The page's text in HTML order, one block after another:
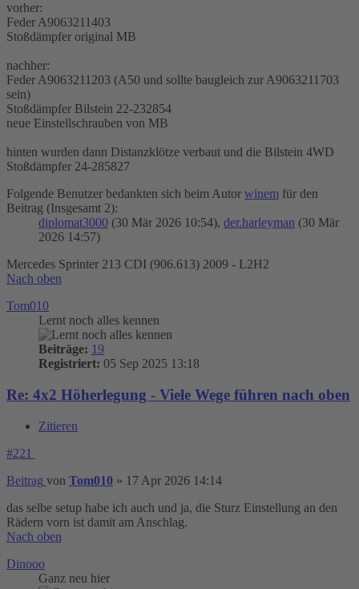
vorher:
Feder A9063211403
Stoßdämpfer original MB
nachher:
Feder A9063211203 (A50 und sollte baugleich zur A9063211703
sein)
Stoßdämpfer Bilstein 22-232854
neue Einstellschrauben von MB
hinten wurden dann Distanzklötze verbaut und die Bilstein 4WD
Stoßdämpfer 24-285827
Folgende Benutzer bedankten sich beim Autor winem für den
Beitrag (Insgesamt 2):
diplomat3000 (30 Mär 2026 10:54), der.harleyman (30 Mär
2026 14:57)
Mercedes Sprinter 213 CDI (906.613) 2009 - L2H2
Nach oben
Tom010
Lernt noch alles kennen
Beiträge: 19
Registriert: 05 Sep 2025 13:18
Re: 4x2 Höherlegung - Viele Wege führen nach oben
Zitieren
#221
Beitrag von Tom010 » 17 Apr 2026 14:14
das selbe setup habe ich auch und ja, die Sturz Einstellung an den
Rädern vorn ist damit am Anschlag.
Nach oben
Dinooo
Ganz neu hier